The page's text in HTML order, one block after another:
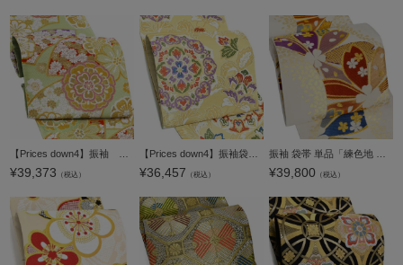
¥39,373 （税込） ¥36,457 （税込） ¥39,800 （税込）
へ